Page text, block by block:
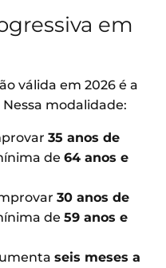
em
válida em 2026 é a
Nessa modalidade:
35 anos de
de 64 anos e
30 anos de
de 59 anos e
seis meses a